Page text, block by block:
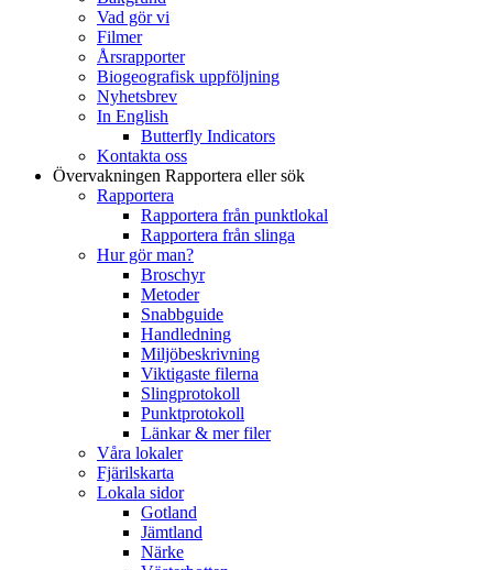
Vad gör vi
Filmer
Årsrapporter
Biogeografisk uppföljning
Nyhetsbrev
In English
Butterfly Indicators
Kontakta oss
Övervakningen Rapportera eller sök
Rapportera
Rapportera från punktlokal
Rapportera från slinga
Hur gör man?
Broschyr
Metoder
Snabbguide
Handledning
Miljöbeskrivning
Viktigaste filerna
Slingprotokoll
Punktprotokoll
Länkar & mer filer
Våra lokaler
Fjärilskarta
Lokala sidor
Gotland
Jämtland
Närke